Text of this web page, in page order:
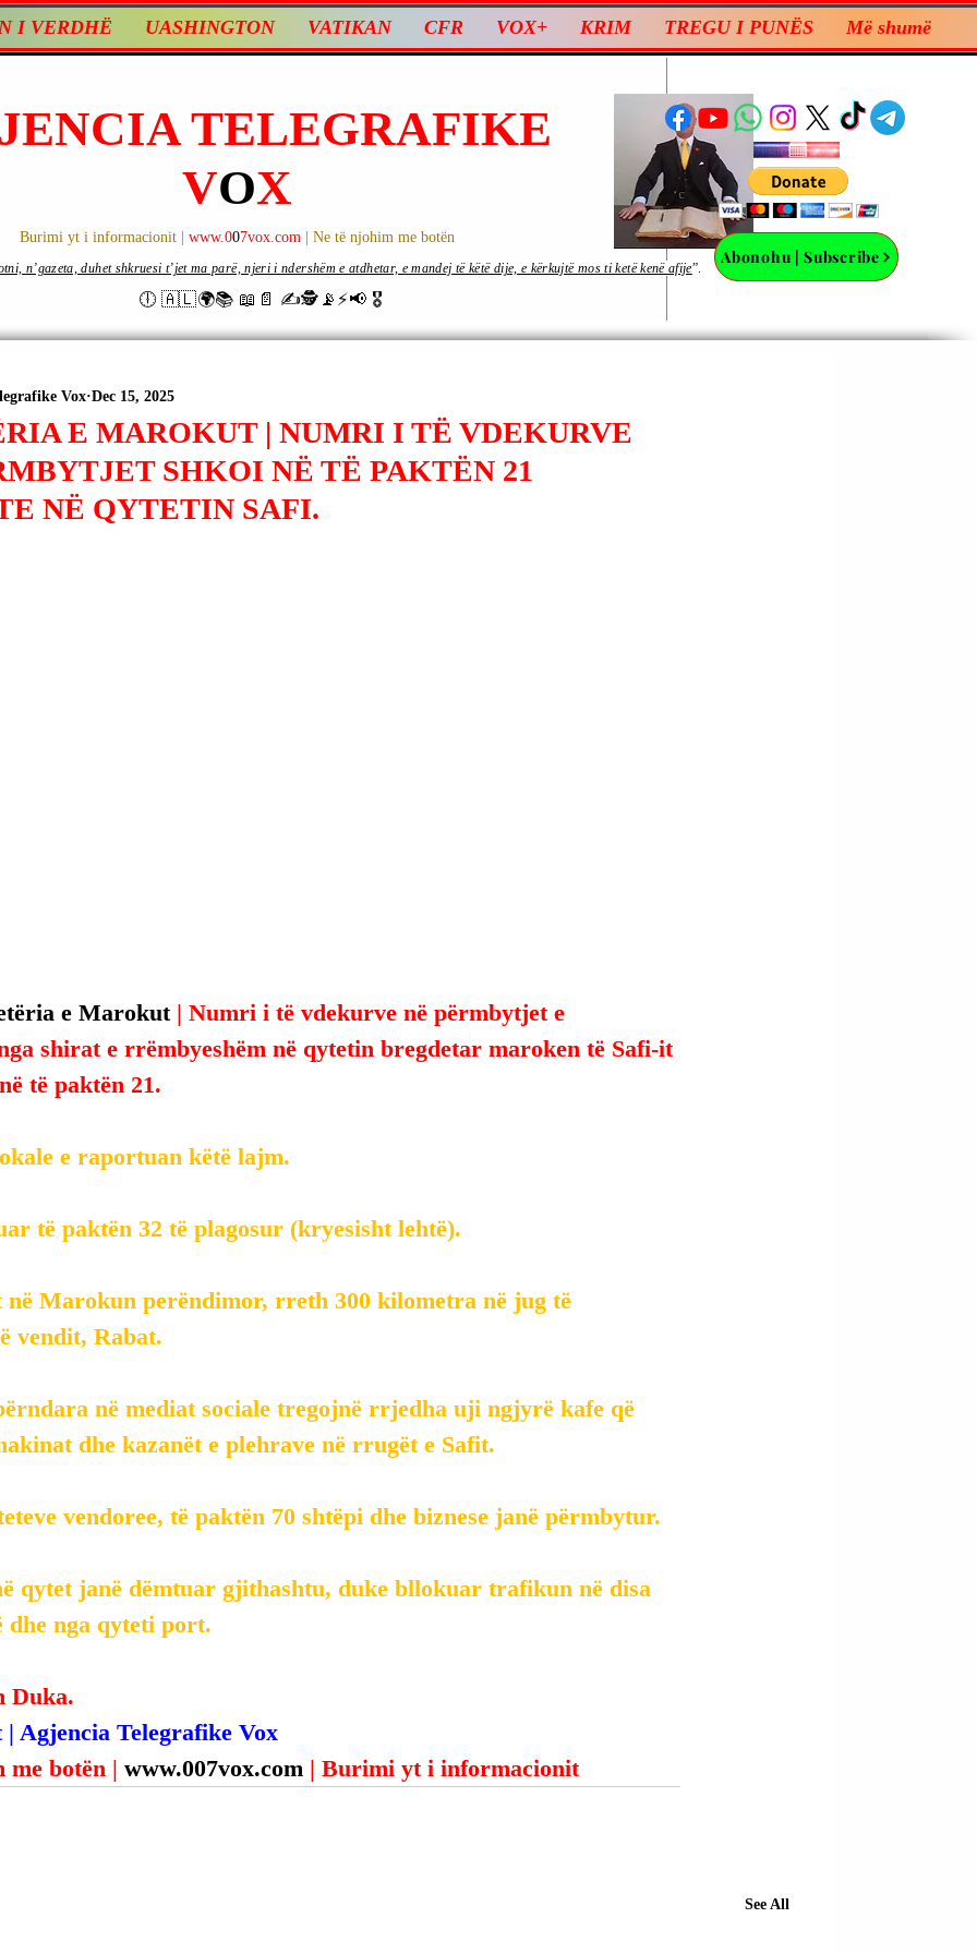
I VERDHË UASHINGTON VATIKAN CFR VOX+ KRIM TREGU I PUNËS Më shumë
TELEGRAFIKE
VOX
Burimi yt i informacionit | www.007vox.com | Ne të njohim me botën
🕕 🇦🇱🌍📚 📖📄 ✍🕵️📡⚡️📢 🎖
Abonohu | Subscribe
n’gazeta, duhet shkruesi t’jet ma parë, njeri i ndershëm e atdhetar, e mandej të këtë dije, e kërkujtë mos ti ketë kenë afije”.
E MAROKUT | NUMRI I TË VDEKURVE
SHKOI NË TË PAKTËN 21
NË QYTETIN SAFI.
Vox Dec 15, 2025
e Marokut | Numri i të vdekurve në përmbytjet e
shirat e rrëmbyeshëm në qytetin bregdetar maroken të Safi-it
të paktën 21.
e raportuan këtë lajm.
të paktën 32 të plagosur (kryesisht lehtë).
në Marokun perëndimor, rreth 300 kilometra në jug të
vendit, Rabat.
në mediat sociale tregojnë rrjedha uji ngjyrë kafe që
dhe kazanët e plehrave në rrugët e Safit.
vendoree, të paktën 70 shtëpi dhe biznese janë përmbytur.
qytet janë dëmtuar gjithashtu, duke bllokuar trafikun në disa
dhe nga qyteti port.
Duka.
Agjencia Telegrafike Vox
me botën | www.007vox.com | Burimi yt i informacionit
See All